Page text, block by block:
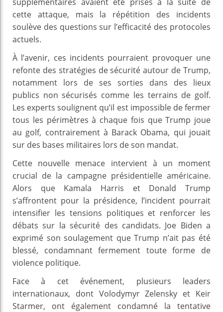
cette attaque, mais la répétition des incidents
soulève des questions sur l’efficacité des protocoles
actuels.
À l’avenir, ces incidents pourraient provoquer une
refonte des stratégies de sécurité autour de Trump,
notamment lors de ses sorties dans des lieux
publics non sécurisés comme les terrains de golf.
Les experts soulignent qu’il est impossible de fermer
tous les périmètres à chaque fois que Trump joue
au golf, contrairement à Barack Obama, qui jouait
sur des bases militaires lors de son mandat.
Cette nouvelle menace intervient à un moment
crucial de la campagne présidentielle américaine.
Alors que Kamala Harris et Donald Trump
s’affrontent pour la présidence, l’incident pourrait
intensifier les tensions politiques et renforcer les
débats sur la sécurité des candidats. Joe Biden a
exprimé son soulagement que Trump n’ait pas été
blessé, condamnant fermement toute forme de
violence politique.
Face à cet événement, plusieurs leaders
internationaux, dont Volodymyr Zelensky et Keir
Starmer, ont également condamné la tentative